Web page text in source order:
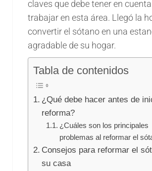
claves que debe tener en
trabajar en esta área. Llegó la
convertir el sótano en una
agradable de su hogar.
Tabla de contenidos
¿Qué debe hacer antes de
reforma?
¿Cuáles son los principales
problemas al reformar el
Consejos para reformar el
su casa